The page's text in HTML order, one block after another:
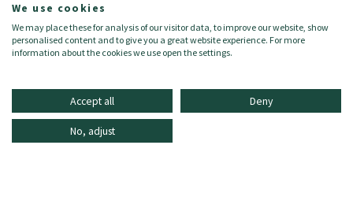
We use cookies
We may place these for analysis of our visitor data, to improve our website, show
personalised content and to give you a great website experience. For more
information about the cookies we use open the settings.
Accept all Deny
No, adjust
Color: Red
Größe: L
Zielgruppe:Damen/Donna